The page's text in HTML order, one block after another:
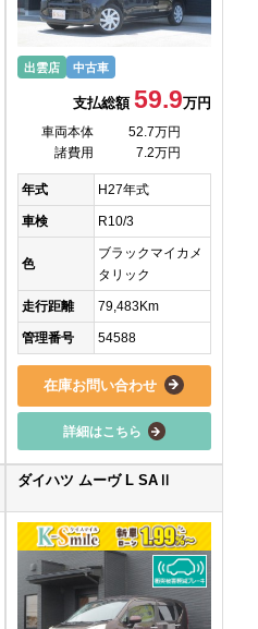
出雲店 中古車
支払総額59.9万円
車両本体
52.7万円
諸費用
7.2万円
年式 H27年式
車検 R10/3
色
ブラックマイカメ
タリック
走行距離 79,483Km
管理番号 54588
在庫お問い合わせ
詳細はこちら
ダイハツ ムーヴ L SAⅡ